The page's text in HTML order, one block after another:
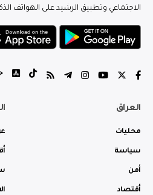
الاجتماعي وتطبيق الرشيد على الهواتف
العراق
محليات
سياسة
أمن
أقتصاد